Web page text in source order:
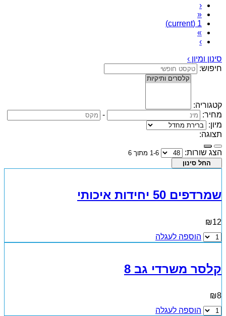
‹
«
1
(current)
»
›
סינון ומיון ›
חיפוש:
קטגוריה:
מחיר:
-
מיון:
תצוגה:
הצג שורות: 1-6 מתוך 6
שמרדפים 50 יחידות איכותי
₪12
הוספה לעגלה
קלסר משרדי גב 8
₪8
הוספה לעגלה